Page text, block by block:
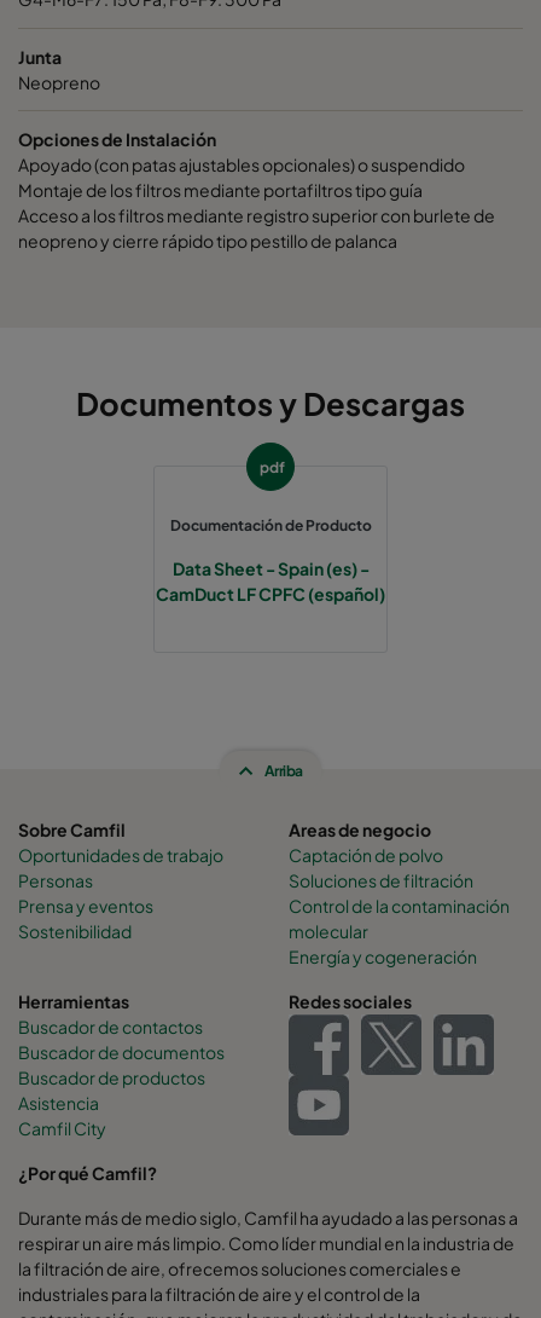
Junta
Neopreno
Opciones de Instalación
Apoyado (con patas ajustables opcionales) o suspendido
Montaje de los filtros mediante portafiltros tipo guía
Acceso a los filtros mediante registro superior con burlete de
neopreno y cierre rápido tipo pestillo de palanca
Documentos y Descargas
pdf
Documentación de Producto
Data Sheet - Spain (es) -
CamDuct LF CPFC (español)
Arriba
Sobre Camfil
Oportunidades de trabajo
Personas
Prensa y eventos
Sostenibilidad
Areas de negocio
Captación de polvo
Soluciones de filtración
Control de la contaminación
molecular
Energía y cogeneración
Herramientas
Buscador de contactos
Buscador de documentos
Buscador de productos
Asistencia
Camfil City
Redes sociales
¿Por qué Camfil?
Durante más de medio siglo, Camfil ha ayudado a las personas a
respirar un aire más limpio. Como líder mundial en la industria de
la filtración de aire, ofrecemos soluciones comerciales e
industriales para la filtración de aire y el control de la